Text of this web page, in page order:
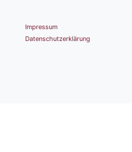
Impressum
Datenschutzerklärung